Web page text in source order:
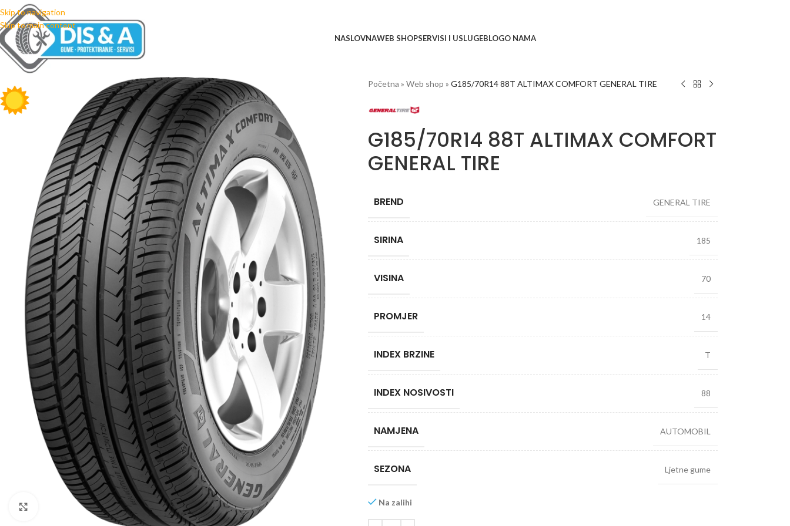
Skip to navigation
Skip to main content
NASLOVNAWEB SHOPSERVISI I USLUGEBLOGO NAMA
Click to enlarge
Početna » Web shop » G185/70R14 88T ALTIMAX COMFORT GENERAL TIRE
G185/70R14 88T ALTIMAX COMFORT
GENERAL TIRE
BREND GENERAL TIRE
SIRINA 185
VISINA 70
PROMJER 14
INDEX BRZINE T
INDEX NOSIVOSTI 88
NAMJENA AUTOMOBIL
SEZONA Ljetne gume
Na zalihi